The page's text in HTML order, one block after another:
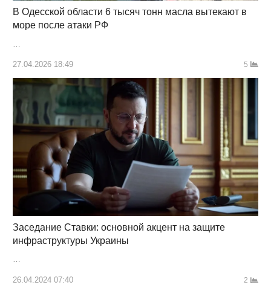
В Одесской области 6 тысяч тонн масла вытекают в
море после атаки РФ
27.04.2026 18:49 5
Заседание Ставки: основной акцент на защите
инфраструктуры Украины
26.04.2024 07:40 2